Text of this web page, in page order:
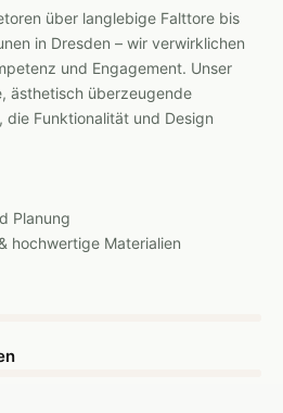
über langlebige Falttore bis
in Dresden – wir verwirklichen
und Engagement. Unser
ästhetisch überzeugende
die Funktionalität und Design
Planung
hochwertige Materialien